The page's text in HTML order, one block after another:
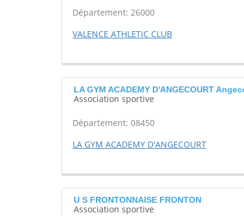
Département: 26000
VALENCE ATHLETIC CLUB
LA GYM ACADEMY D'ANGECOURT
Association sportive
Département: 08450
LA GYM ACADEMY D'ANGECOURT
U S FRONTONNAISE FRONTON
Association sportive